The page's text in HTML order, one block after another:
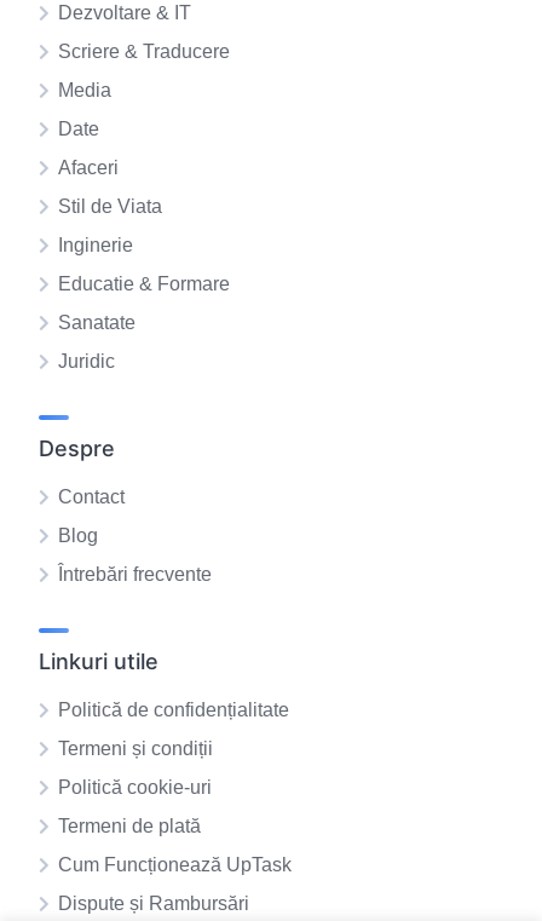
Dezvoltare & IT
Scriere & Traducere
Media
Date
Afaceri
Stil de Viata
Inginerie
Educatie & Formare
Sanatate
Juridic
Despre
Contact
Blog
Întrebări frecvente
Linkuri utile
Politică de confidențialitate
Termeni și condiții
Politică cookie-uri
Termeni de plată
Cum Funcționează UpTask
Dispute și Rambursări